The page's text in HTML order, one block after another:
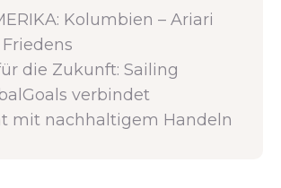
Kolumbien – Ariari
die Zukunft: Sailing
verbindet
mit nachhaltigem Handeln